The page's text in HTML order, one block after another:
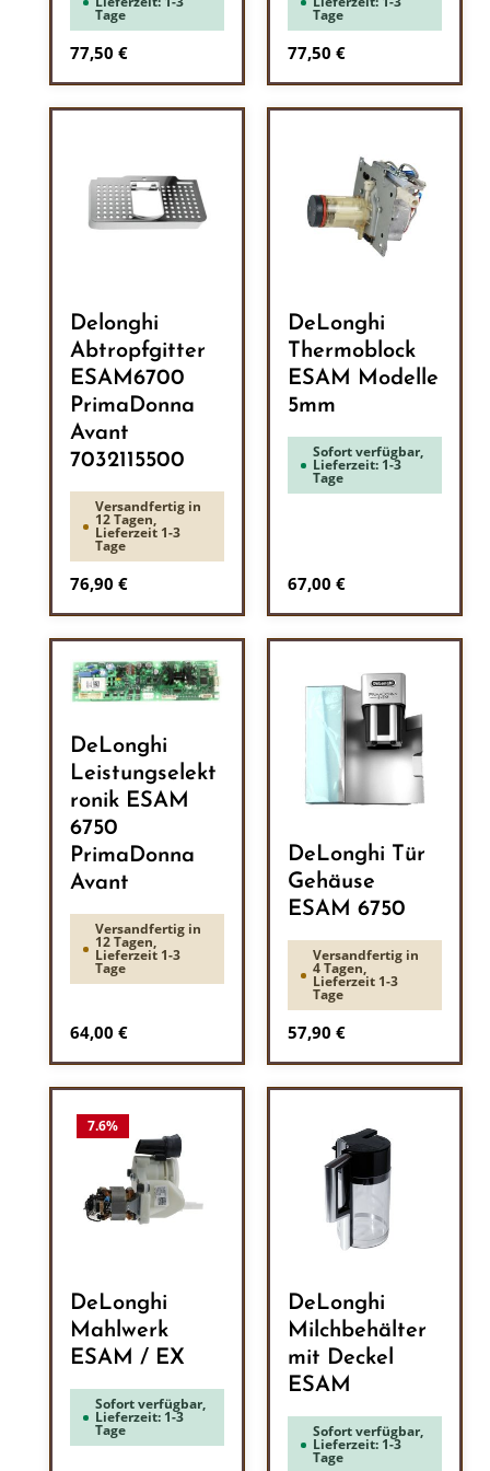
Tage
Regulärer Preis:
77,50 €
Tage
Regulärer Preis:
77,50 €
Delonghi
Abtropfgitter
ESAM6700
PrimaDonna
Avant
7032115500
Versandfertig in
12 Tagen,
Lieferzeit 1-3
Tage
Regulärer Preis:
76,90 €
DeLonghi
Thermoblock
ESAM Modelle
5mm
Sofort verfügbar,
Lieferzeit: 1-3
Tage
Regulärer Preis:
67,00 €
DeLonghi
Leistungselekt
ronik ESAM
6750
PrimaDonna
Avant
Versandfertig in
12 Tagen,
Lieferzeit 1-3
Tage
Regulärer Preis:
64,00 €
DeLonghi Tür
Gehäuse
ESAM 6750
Versandfertig in
4 Tagen,
Lieferzeit 1-3
Tage
Regulärer Preis:
57,90 €
7.6%
DeLonghi
Mahlwerk
ESAM / EX
Sofort verfügbar,
Lieferzeit: 1-3
Tage
DeLonghi
Milchbehälter
mit Deckel
ESAM
Sofort verfügbar,
Lieferzeit: 1-3
Tage